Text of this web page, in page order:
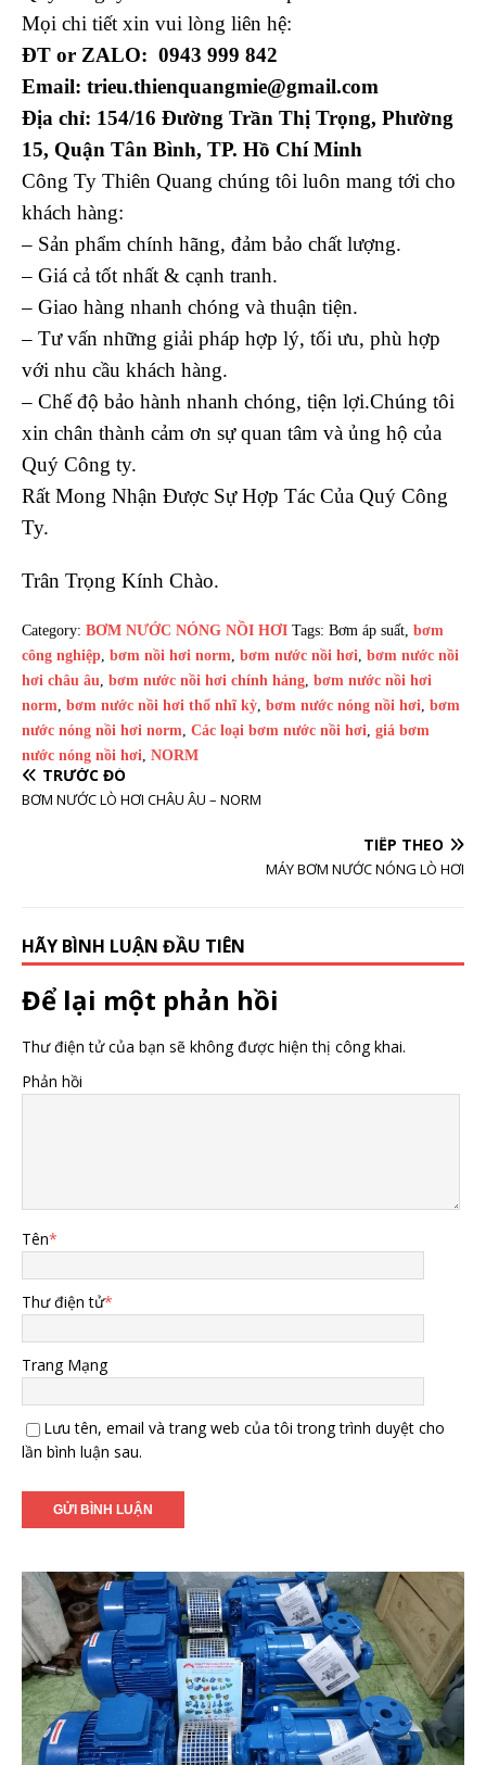
Mọi chi tiết xin vui lòng liên hệ:
ĐT or ZALO: 0943 999 842
Email: trieu.thienquangmie@gmail.com
Địa chỉ: 154/16 Đường Trần Thị Trọng, Phường
15, Quận Tân Bình, TP. Hồ Chí Minh
Công Ty Thiên Quang chúng tôi luôn mang tới cho
khách hàng:
– Sản phẩm chính hãng, đảm bảo chất lượng.
– Giá cả tốt nhất & cạnh tranh.
– Giao hàng nhanh chóng và thuận tiện.
– Tư vấn những giải pháp hợp lý, tối ưu, phù hợp
với nhu cầu khách hàng.
– Chế độ bảo hành nhanh chóng, tiện lợi.Chúng tôi
xin chân thành cảm ơn sự quan tâm và ủng hộ của
Quý Công ty.
Rất Mong Nhận Được Sự Hợp Tác Của Quý Công
Ty.
Trân Trọng Kính Chào.
Category: BƠM NƯỚC NÓNG NỒI HƠI Tags: Bơm áp suất, bơm
công nghiệp, bơm nồi hơi norm, bơm nước nồi hơi, bơm nước nồi
hơi châu âu, bơm nước nồi hơi chính hảng, bơm nước nồi hơi
norm, bơm nước nồi hơi thổ nhĩ kỳ, bơm nước nóng nồi hơi, bơm
nước nóng nồi hơi norm, Các loại bơm nước nồi hơi, giá bơm
nước nóng nồi hơi, NORM
TRƯỚC ĐÓ
BƠM NƯỚC LÒ HƠI CHÂU ÂU – NORM
TIẾP THEO
MÁY BƠM NƯỚC NÓNG LÒ HƠI
HÃY BÌNH LUẬN ĐẦU TIÊN
Để lại một phản hồi
Thư điện tử của bạn sẽ không được hiện thị công khai.
Phản hồi
Tên*
Thư điện tử*
Trang Mạng
Lưu tên, email và trang web của tôi trong trình duyệt cho
lần bình luận sau.